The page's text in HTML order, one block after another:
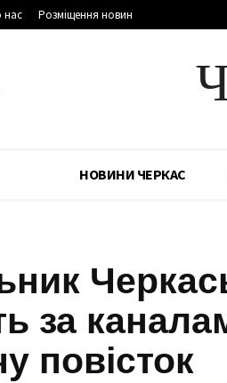
нас Розміщення новин
НОВИНИ ЧЕРКАС
за
повісток